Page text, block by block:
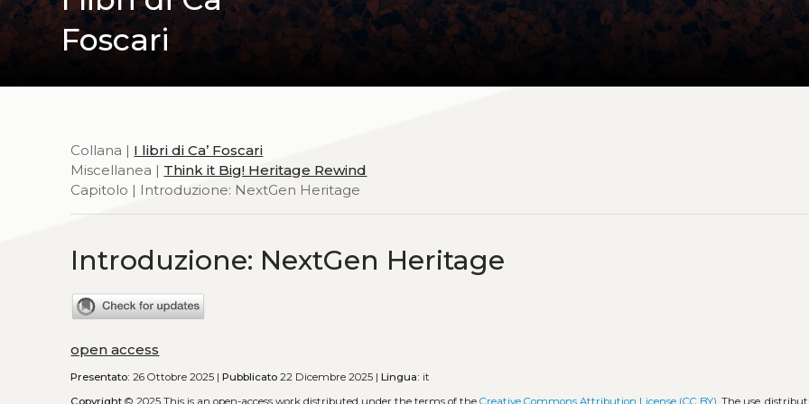
Foscari
Collana | I libri di Ca’ Foscari
Miscellanea | Think it Big! Heritage Rewind
Capitolo | Introduzione: NextGen Heritage
Introduzione: NextGen Heritage
open access
Presentato: 26 Ottobre 2025 |Pubblicato 22 Dicembre 2025 |Lingua: it
Copyright © 2025This is an open-access work distributed under the terms of theCreative Commons Attribution License (CC BY) . The use,